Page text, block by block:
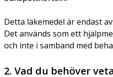
Detta läkemedel är endast
Det används som ett
och inte i samband med
2. Vad du behöver